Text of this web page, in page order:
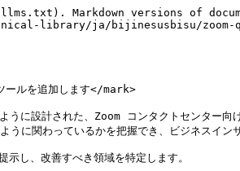
Markdown versions of
library/ja/bijinesusbisu/zoom-
ルを追加します</mark>
に設計された、Zoom コンタクトセンター
関わっているかを把握でき、ビジネスイン
し、改善すべき領域を特定します。